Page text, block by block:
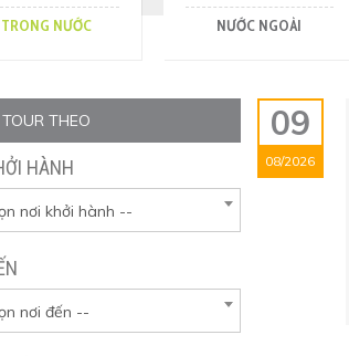
TRONG NƯỚC NƯỚC NGOÀI
THEO
HÀNH
nơi khởi hành --
nơi đến --
09
08/2026